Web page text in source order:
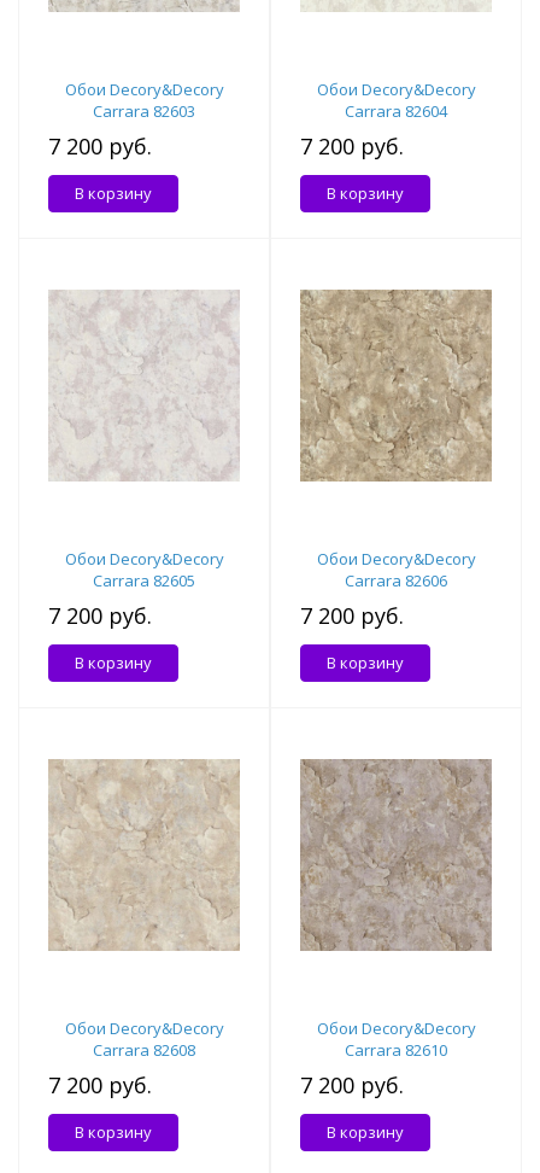
Обои Decory&Decory
Carrara 82603
7 200 руб.
В корзину
Обои Decory&Decory
Carrara 82604
7 200 руб.
В корзину
Обои Decory&Decory
Carrara 82605
7 200 руб.
В корзину
Обои Decory&Decory
Carrara 82606
7 200 руб.
В корзину
Обои Decory&Decory
Carrara 82608
7 200 руб.
В корзину
Обои Decory&Decory
Carrara 82610
7 200 руб.
В корзину